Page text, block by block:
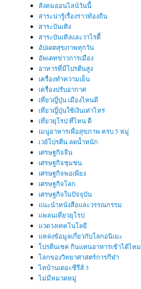
สังคมออนไลน์วันนี้
สาระน่ารู้เรื่องราวท้องถิ่น
สาระบันเทิง
สาระบันเทิงและวาไรตี้
อัปเดตสุขภาพทุกวัน
อัพเดทข่าวการเมือง
อาหารที่มีโปรตีนสูง
เครื่องทำความเย็น
เครื่องปรับอากาศ
เที่ยวญี่ปุ่น เมืองไหนดี
เที่ยวญี่ปุ่นใช้เงินเท่าไหร่
เที่ยวยุโรป ที่ไหน ดี
เมนูอาหารเพื่อสุขภาพ ครบ 5 หมู่
เวย์โปรตีน ลดน้ำหนัก
เศรษฐกิจจีน
เศรษฐกิจชุมชน
เศรษฐกิจพอเพียง
เศรษฐกิจโลก
เศรษฐกิจในปัจจุบัน
แนะนำหนังสือและวรรณกรรม
แพลนเที่ยวยุโรป
แวดวงเทคโนโลยี
แหล่งข้อมูลเกี่ยวกับโลกอนิเมะ
โปรตีนเชค กินแทนอาหารเช้าได้ไหม
โลกของวิทยาศาสตร์การกีฬา
ไทบ้านเดอะซีรีส์ 3
ไม่มีหมวดหมู่